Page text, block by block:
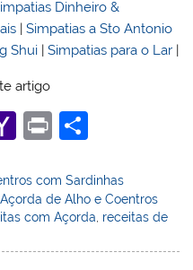
Dinheiro &
|Simpatias a Sto Antonio
Shui |Simpatias para o Lar |
artigo
Y
h
o
Pr
t
ar
e
com Sardinhas
de Alho e Coentros
com Açorda receitas de